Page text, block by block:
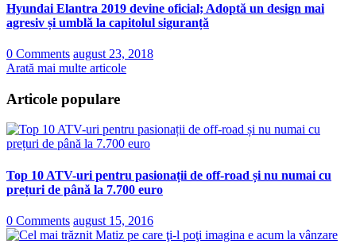
Hyundai Elantra 2019 devine oficial; Adoptă un design mai
agresiv și umblă la capitolul siguranță
0 Comments august 23, 2018
Arată mai multe articole
Articole populare
Top 10 ATV-uri pentru pasionații de off-road și nu numai cu
prețuri de până la 7.700 euro
0 Comments august 15, 2016